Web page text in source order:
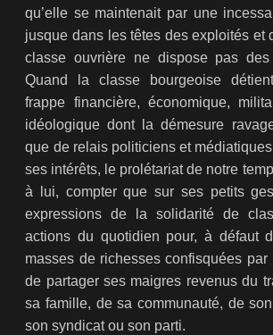
qu’elle se maintenait par une
jusque dans les têtes des exploités et
classe ouvrière ne dispose pas des
Quand la classe bourgeoise
frappe financière, économique,
idéologique dont la démesure
que de relais politiciens et
ses intérêts, le prolétariat de notre
à lui, compter que sur ses petits
expressions de la solidarité de
actions du quotidien pour, à défaut
masses de richesses confisquées par
de partager ses maigres revenus du
sa famille, de sa communauté, de
son syndicat ou son parti.